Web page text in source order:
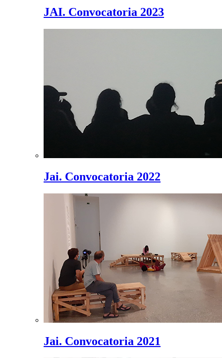
JAI. Convocatoria 2023
Jai. Convocatoria 2022
Jai. Convocatoria 2021